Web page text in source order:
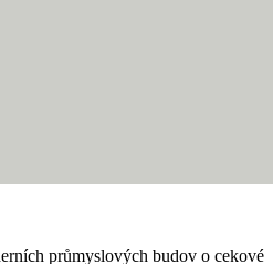
průmyslových budov o cekové